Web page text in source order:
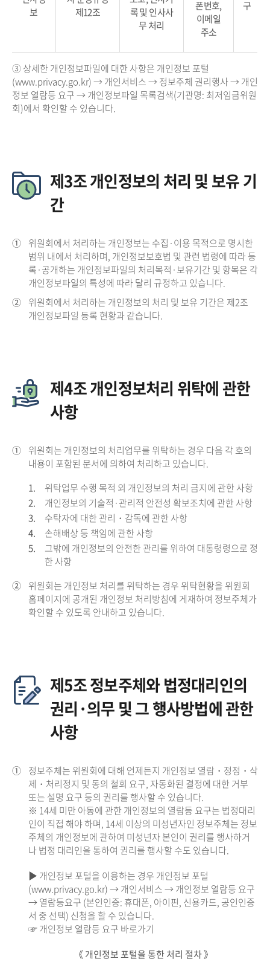
보
제12조
록 및 인사사
무 처리
폰번호,
이메일
주소
구
③ 상세한 개인정보파일에 대한 사항은 개인정보 포털
(www.privacy.go.kr) → 개인서비스 → 정보주체 권리행사 → 개인
정보 열람등 요구 → 개인정보파일 목록검색(기관명: 최저임금위원
회)에서 확인할 수 있습니다.
제3조 개인정보의 처리 및 보유 기
간
① 위원회에서 처리하는 개인정보는 수집·이용 목적으로 명시한
범위 내에서 처리하며, 개인정보보호법 및 관련 법령에 따라 등
록·공개하는 개인정보파일의 처리목적·보유기간 및 항목은 각
개인정보파일의 특성에 따라 달리 규정하고 있습니다.
② 위원회에서 처리하는 개인정보의 처리 및 보유 기간은 제2조
개인정보파일 등록 현황과 같습니다.
제4조 개인정보처리 위탁에 관한
사항
① 위원회는 개인정보의 처리업무를 위탁하는 경우 다음 각 호의
내용이 포함된 문서에 의하여 처리하고 있습니다.
1.
위탁업무 수행 목적 외 개인정보의 처리 금지에 관한 사항
2.
개인정보의 기술적·관리적 안전성 확보조치에 관한 사항
3.
수탁자에 대한 관리・감독에 관한 사항
4.
손해배상 등 책임에 관한 사항
5.
그밖에 개인정보의 안전한 관리를 위하여 대통령령으로 정
한 사항
② 위원회는 개인정보 처리를 위탁하는 경우 위탁현황을 위원회
홈페이지에 공개된 개인정보 처리방침에 게재하여 정보주체가
확인할 수 있도록 안내하고 있습니다.
제5조 정보주체와 법정대리인의
권리·의무 및 그 행사방법에 관한
사항
① 정보주체는 위원회에 대해 언제든지 개인정보 열람・정정・삭
제・처리정지 및 동의 철회 요구, 자동화된 결정에 대한 거부
또는 설명 요구 등의 권리를 행사할 수 있습니다.
※ 14세 미만 아동에 관한 개인정보의 열람등 요구는 법정대리
인이 직접 해야 하며, 14세 이상의 미성년자인 정보주체는 정보
주체의 개인정보에 관하여 미성년자 본인이 권리를 행사하거
나 법정 대리인을 통하여 권리를 행사할 수도 있습니다.
▶ 개인정보 포털을 이용하는 경우 개인정보 포털
(www.privacy.go.kr) → 개인서비스 → 개인정보 열람등 요구
→ 열람등요구 (본인인증: 휴대폰, 아이핀, 신용카드, 공인인증
서 중 선택) 신청을 할 수 있습니다.
☞ 개인정보 열람등 요구 바로가기
《 개인정보 포털을 통한 처리 절차 》